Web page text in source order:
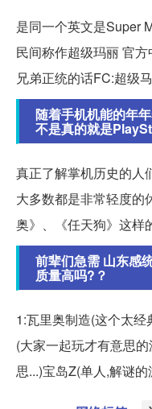
是同一个英文是Super
民间称作超级玛丽 官
兄弟正统的话FC:超级
随着手机机能的年
不是真的就是
真正了解掌机历史的人
大多数都是非常轻度的
奥》、《任天狗》这样
前辈们急需 山东感
质量高吗?？
1:瓦里奥制造(这个太
(大家一起玩才有意思
思...)宝岛Z(单人,解谜的